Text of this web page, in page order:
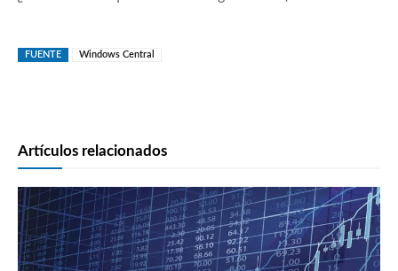
FUENTE Windows Central
Artículos relacionados